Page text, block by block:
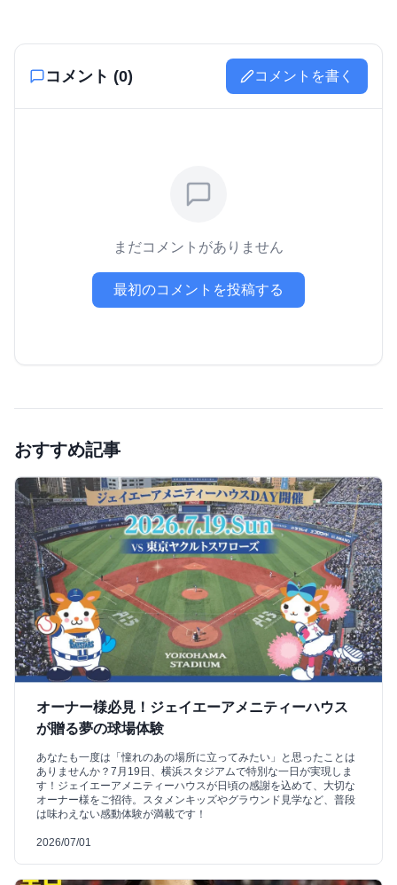
コメント (0) コメントを書く
まだコメントがありません
最初のコメントを投稿する
おすすめ記事
オーナー様必見！ジェイエーアメニティーハウス
が贈る夢の球場体験
あなたも一度は「憧れのあの場所に立ってみたい」と思ったことは
ありませんか？7月19日、横浜スタジアムで特別な一日が実現しま
す！ジェイエーアメニティーハウスが日頃の感謝を込めて、大切な
オーナー様をご招待。スタメンキッズやグラウンド見学など、普段
は味わえない感動体験が満載です！
2026/07/01